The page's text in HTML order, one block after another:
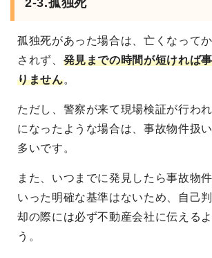
孤独死があった場合は、亡くなって
されず、 発見までの時間が短ければ
りません。
ただし、警察が来て現場検証が行わ
になったような場合は、事故物件扱
多いです。
また、いつまでに発見したら事故物
いった明確な基準はないため、自己
却の際には必ず不動産会社に伝える
う。